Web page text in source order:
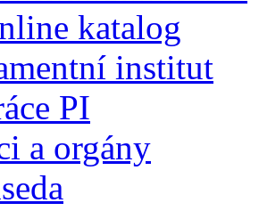
katalog
institut
PI
a orgány